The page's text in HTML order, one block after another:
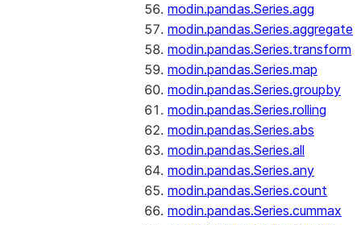
modin.pandas.Series.agg
modin.pandas.Series.aggregate
modin.pandas.Series.transform
modin.pandas.Series.map
modin.pandas.Series.groupby
modin.pandas.Series.rolling
modin.pandas.Series.abs
modin.pandas.Series.all
modin.pandas.Series.any
modin.pandas.Series.count
modin.pandas.Series.cummax